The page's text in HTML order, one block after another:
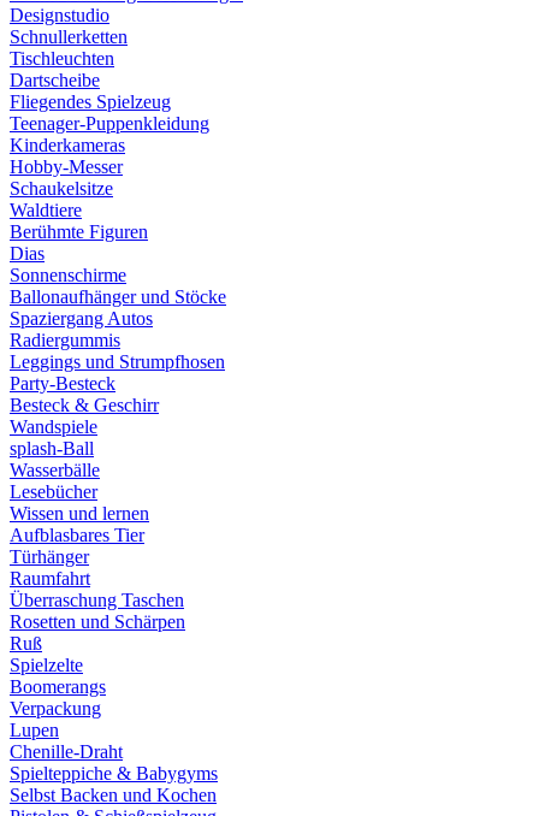
Designstudio
Schnullerketten
Tischleuchten
Dartscheibe
Fliegendes Spielzeug
Teenager-Puppenkleidung
Kinderkameras
Hobby-Messer
Schaukelsitze
Waldtiere
Berühmte Figuren
Dias
Sonnenschirme
Ballonaufhänger und Stöcke
Spaziergang Autos
Radiergummis
Leggings und Strumpfhosen
Party-Besteck
Besteck & Geschirr
Wandspiele
splash-Ball
Wasserbälle
Lesebücher
Wissen und lernen
Aufblasbares Tier
Türhänger
Raumfahrt
Überraschung Taschen
Rosetten und Schärpen
Ruß
Spielzelte
Boomerangs
Verpackung
Lupen
Chenille-Draht
Spielteppiche & Babygyms
Selbst Backen und Kochen